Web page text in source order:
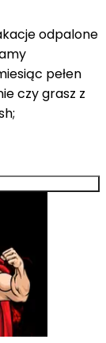
odpalone
pełen
czy grasz z